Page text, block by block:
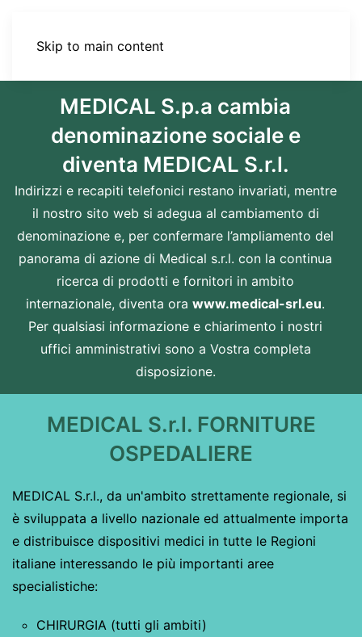
Skip to main content
MEDICAL S.p.a cambia
denominazione sociale e
diventa MEDICAL S.r.l.
Indirizzi e recapiti telefonici restano invariati, mentre
il nostro sito web si adegua al cambiamento di
denominazione e, per confermare l’ampliamento del
panorama di azione di Medical s.r.l. con la continua
ricerca di prodotti e fornitori in ambito
internazionale, diventa ora www.medical-srl.eu.
Per qualsiasi informazione e chiarimento i nostri
uffici amministrativi sono a Vostra completa
disposizione.
MEDICAL S.r.l. FORNITURE
OSPEDALIERE
MEDICAL S.r.l., da un'ambito strettamente regionale, si
è sviluppata a livello nazionale ed attualmente importa
e distribuisce dispositivi medici in tutte le Regioni
italiane interessando le più importanti aree
specialistiche:
CHIRURGIA (tutti gli ambiti)